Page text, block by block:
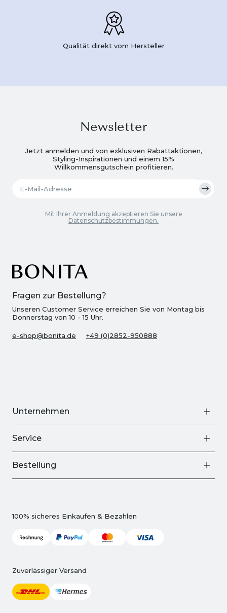
Qualität direkt vom Hersteller
Fragen zur Bestellung?
Unseren Customer Service erreichen Sie von Montag bis
Donnerstag von 10 - 15 Uhr.
e-shop@bonita.de +49 (0)2852-950888
Newsletter
Jetzt anmelden und von exklusiven Rabattaktionen,
Styling-Inspirationen und einem 15%
Willkommensgutschein profitieren.
Mit Ihrer Anmeldung akzeptieren Sie unsere
Datenschutzbestimmungen.
Unternehmen
Service
Bestellung
100% sicheres Einkaufen & Bezahlen
Zuverlässiger Versand